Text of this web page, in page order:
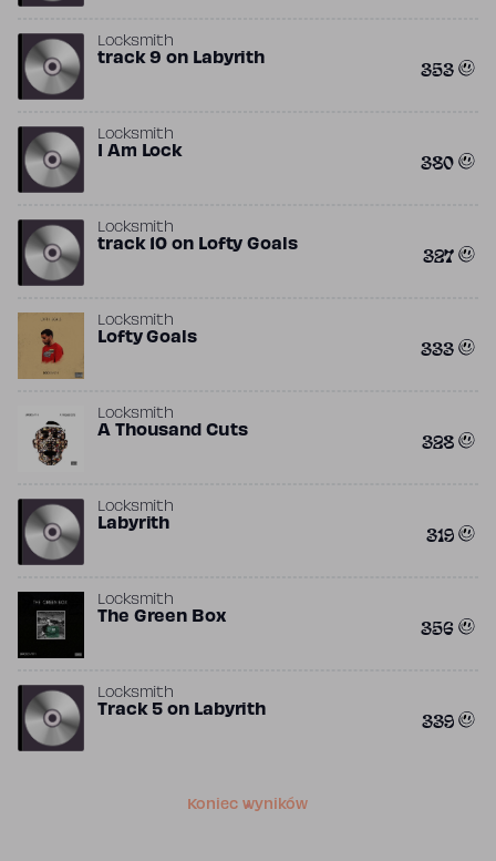
Locksmith
track 9 on Labyrith 353
Locksmith
I Am Lock 380
Locksmith
track 10 on Lofty Goals 327
Locksmith
Lofty Goals 333
Locksmith
A Thousand Cuts 328
Locksmith
Labyrith 319
Locksmith
The Green Box 356
Locksmith
Track 5 on Labyrith 339
Koniec wyników